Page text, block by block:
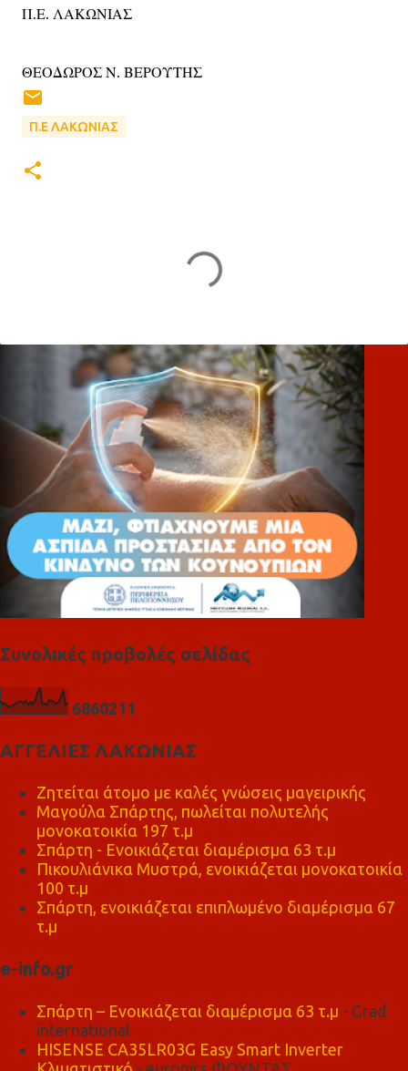
Π.Ε. ΛΑΚΩΝΙΑΣ
ΘΕΟΔΩΡΟΣ Ν. ΒΕΡΟΥΤΗΣ
Π.Ε ΛΑΚΩΝΙΑΣ
λ
Συνολικές προβολές σελίδας
686021 1
ΑΓΓΕΛΙΕΣ ΛΑΚΩΝΙΑΣ
Ζητείται άτομο με καλές γνώσεις μαγειρικής
Μαγούλα Σπάρτης, πωλείται πολυτελής
μονοκατοικία 197 τ.μ
Σπάρτη - Ενοικιάζεται διαμέρισμα 63 τ.μ
Πικουλιάνικα Μυστρά, ενοικιάζεται μονοκατοικία
100 τ.μ
Σπάρτη, ενοικιάζεται επιπλωμένο διαμέρισμα 67
τ.μ
e-info.gr
Σπάρτη – Ενοικιάζεται διαμέρισμα 63 τ.μ - Grad
international
HISENSE CA35LR03G Easy Smart Inverter